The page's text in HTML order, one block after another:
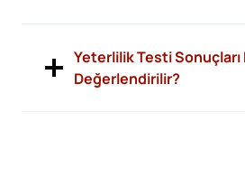
Yeterlilik Testi Sonuçları
Değerlendirilir?